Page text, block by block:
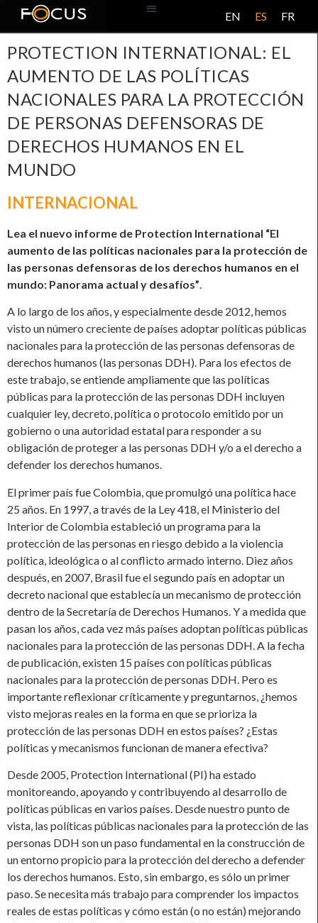
EN ES FR
PROTECTION INTERNATIONAL: EL
AUMENTO DE LAS POLÍTICAS
NACIONALES PARA LA PROTECCIÓN
DE PERSONAS DEFENSORAS DE
DERECHOS HUMANOS EN EL
MUNDO
INTERNACIONAL
Lea el nuevo informe de Protection International “El
aumento de las políticas nacionales para la protección de
las personas defensoras de los derechos humanos en el
mundo: Panorama actual y desafíos”.
A lo largo de los años, y especialmente desde 2012, hemos
visto un número creciente de países adoptar políticas públicas
nacionales para la protección de las personas defensoras de
derechos humanos (las personas DDH). Para los efectos de
este trabajo, se entiende ampliamente que las políticas
públicas para la protección de las personas DDH incluyen
cualquier ley, decreto, política o protocolo emitido por un
gobierno o una autoridad estatal para responder a su
obligación de proteger a las personas DDH y/o a el derecho a
defender los derechos humanos.
El primer país fue Colombia, que promulgó una política hace
25 años. En 1997, a través de la Ley 418, el Ministerio del
Interior de Colombia estableció un programa para la
protección de las personas en riesgo debido a la violencia
política, ideológica o al conflicto armado interno. Diez años
después, en 2007, Brasil fue el segundo país en adoptar un
decreto nacional que establecía un mecanismo de protección
dentro de la Secretaría de Derechos Humanos. Y a medida que
pasan los años, cada vez más países adoptan políticas públicas
nacionales para la protección de las personas DDH. A la fecha
de publicación, existen 15 países con políticas públicas
nacionales para la protección de personas DDH. Pero es
importante reflexionar críticamente y preguntarnos, ¿hemos
visto mejoras reales en la forma en que se prioriza la
protección de las personas DDH en estos países? ¿Estas
políticas y mecanismos funcionan de manera efectiva?
Desde 2005, Protection International (PI) ha estado
monitoreando, apoyando y contribuyendo al desarrollo de
políticas públicas en varios países. Desde nuestro punto de
vista, las políticas públicas nacionales para la protección de las
personas DDH son un paso fundamental en la construcción de
un entorno propicio para la protección del derecho a defender
los derechos humanos. Esto, sin embargo, es sólo un primer
paso. Se necesita más trabajo para comprender los impactos
reales de estas políticas y cómo están (o no están) mejorando